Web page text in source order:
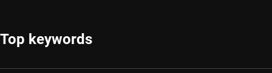
Top keywords